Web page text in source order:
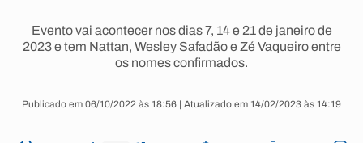
Evento vai acontecer nos dias 7, 14 e 21 de janeiro de
2023 e tem Nattan, Wesley Safadão e Zé Vaqueiro entre
os nomes confirmados.
Publicado em 06/10/2022 às 18:56 | Atualizado em 14/02/2023 às 14:19